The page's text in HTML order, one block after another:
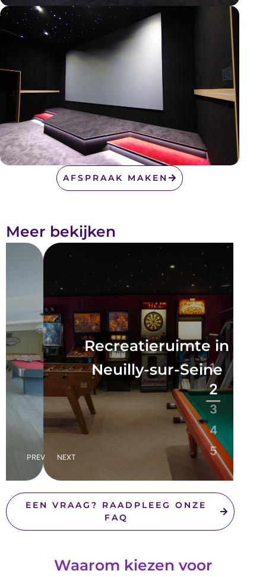
AFSPRAAK MAKEN
Meer bekijken
Recreatieruimte in
Neuilly-sur-Seine
1
2
3
4
5
PREV NEXT
EEN VRAAG? RAADPLEEG ONZE
FAQ
Waarom kiezen voor